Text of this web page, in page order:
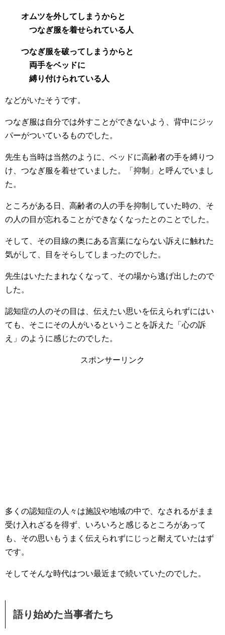
オムツを外してしまうからと
つなぎ服を着せられている人
つなぎ服を破ってしまうからと
両手をベッドに
縛り付けられている人
などがいたそうです。
つなぎ服は自分では外すことができないよう、背中にジッ
パーがついているものでした。
先生も当時は当然のように、ベッドに高齢者の手を縛りつ
け、つなぎ服を着せていました。「抑制」と呼んでいまし
た。
ところがある日、高齢者の人の手を抑制していた時の、そ
の人の目が忘れることができなくなったとのことでした。
そして、その目線の奥にある言葉にならない訴えに触れた
気がして、目をそらしてしまったのでした。
先生はいたたまれなくなって、その場から逃げ出したので
した。
認知症の人のその目は、伝えたい思いを伝えられずにはい
ても、そこにその人がいるということを訴えた「心の訴
え」のように感じたのでした。
スポンサーリンク
多くの認知症の人々は施設や地域の中で、なされるがまま
受け入れざるを得ず、いろいろと感じるところがあって
も、その思いもうまく伝えられずにじっと耐えていたはず
です。
そしてそんな時代はつい最近まで続いていたのでした。
語り始めた当事者たち